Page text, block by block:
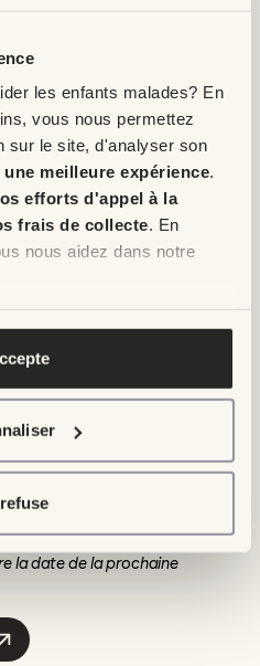
les enfants malades? En
vous nous permettez
sur le site, d'analyser son
meilleure expérience.
efforts d'appel à la
frais de collecte. En
nous aidez dans notre
voir notrepolitique de
les profits pour la vente de
Soleil. Un bon prétexte pour
Don a eu lieu le jeudi 13 août
la date de la prochaine